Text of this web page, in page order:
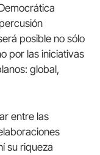
posible no sólo
por las iniciativas
global,
entre las
su riqueza